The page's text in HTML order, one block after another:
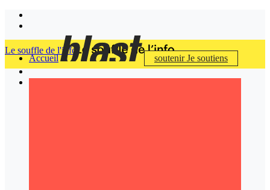
Accueil soutenirJe soutiens
Le souffle de l'info